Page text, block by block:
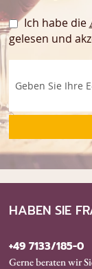
Ich habe die
gelesen und
HABEN SIE
+49 7133/185-0
Gerne beraten wir